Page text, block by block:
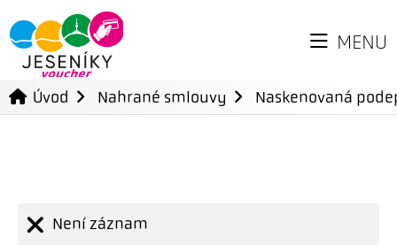
MENU
Úvod Nahrané smlouvy Naskenovaná
Není záznam